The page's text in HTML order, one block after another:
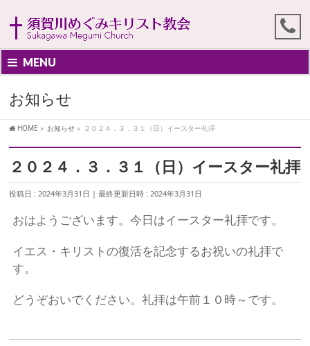
MENU
お知らせ
HOME » お知らせ » ２０２４．３．３１（日）イースター礼拝
２０２４．３．３１（日）イースター礼拝
投稿日 : 2024年3月31日 最終更新日時 : 2024年3月31日
おはようございます。今日はイースター礼拝です。
イエス・キリストの復活を記念するお祝いの礼拝で
す。
どうぞおいでください。礼拝は午前１０時～です。